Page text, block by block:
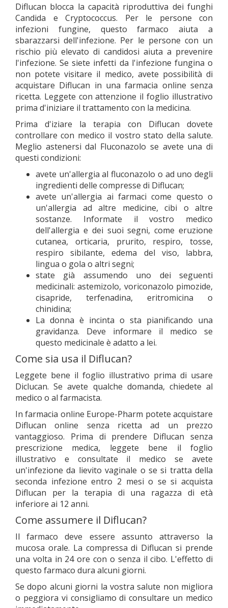
Diflucan blocca la capacità riproduttiva dei funghi
Candida e Cryptococcus. Per le persone con
infezioni fungine, questo farmaco aiuta a
sbarazzarsi dell'infezione. Per le persone con un
rischio più elevato di candidosi aiuta a prevenire
l'infezione. Se siete infetti da l'infezione fungina o
non potete visitare il medico, avete possibilità di
acquistare Diflucan in una farmacia online senza
ricetta. Leggete con attenzione il foglio illustrativo
prima d'iniziare il trattamento con la medicina.
Prima d'iziare la terapia con Diflucan dovete
controllare con medico il vostro stato della salute.
Meglio astenersi dal Fluconazolo se avete una di
questi condizioni:
avete un'allergia al fluconazolo o ad uno degli
ingredienti delle compresse di Diflucan;
avete un'allergia ai farmaci come questo o
un'allergia ad altre medicine, cibi o altre
sostanze. Informate il vostro medico
dell'allergia e dei suoi segni, come eruzione
cutanea, orticaria, prurito, respiro, tosse,
respiro sibilante, edema del viso, labbra,
lingua o gola o altri segni;
state già assumendo uno dei seguenti
medicinali: astemizolo, voriconazolo pimozide,
cisapride, terfenadina, eritromicina o
chinidina;
La donna è incinta o sta pianificando una
gravidanza. Deve informare il medico se
questo medicinale è adatto a lei.
Come sia usa il Diflucan?
Leggete bene il foglio illustrativo prima di usare
Diclucan. Se avete qualche domanda, chiedete al
medico o al farmacista.
In farmacia online Europe-Pharm potete acquistare
Diflucan online senza ricetta ad un prezzo
vantaggioso. Prima di prendere Diflucan senza
prescrizione medica, leggete bene il foglio
illustrativo e consultate il medico se avete
un'infezione da lievito vaginale o se si tratta della
seconda infezione entro 2 mesi o se si acquista
Diflucan per la terapia di una ragazza di età
inferiore ai 12 anni.
Come assumere il Diflucan?
Il farmaco deve essere assunto attraverso la
mucosa orale. La compressa di Diflucan si prende
una volta in 24 ore con o senza il cibo. L'effetto di
questo farmaco dura alcuni giorni.
Se dopo alcuni giorni la vostra salute non migliora
o peggiora vi consigliamo di consultare un medico